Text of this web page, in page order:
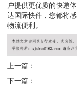
户提供更优质的快递
达国际快件，您都将
物流便利。
上一篇：
下一篇：